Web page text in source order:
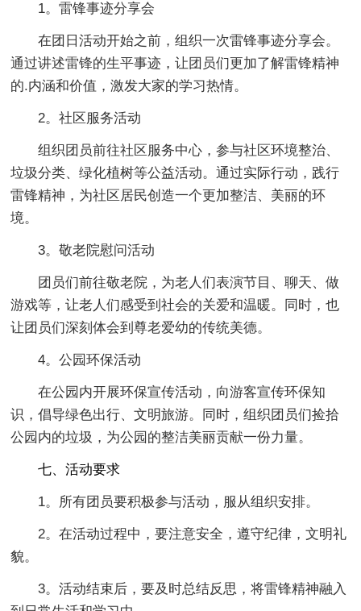
1。雷锋事迹分享会
在团日活动开始之前，组织一次雷锋事迹分享会。
通过讲述雷锋的生平事迹，让团员们更加了解雷锋精神
的.内涵和价值，激发大家的学习热情。
2。社区服务活动
组织团员前往社区服务中心，参与社区环境整治、
垃圾分类、绿化植树等公益活动。通过实际行动，践行
雷锋精神，为社区居民创造一个更加整洁、美丽的环
境。
3。敬老院慰问活动
团员们前往敬老院，为老人们表演节目、聊天、做
游戏等，让老人们感受到社会的关爱和温暖。同时，也
让团员们深刻体会到尊老爱幼的传统美德。
4。公园环保活动
在公园内开展环保宣传活动，向游客宣传环保知
识，倡导绿色出行、文明旅游。同时，组织团员们捡拾
公园内的垃圾，为公园的整洁美丽贡献一份力量。
七、活动要求
1。所有团员要积极参与活动，服从组织安排。
2。在活动过程中，要注意安全，遵守纪律，文明礼
貌。
3。活动结束后，要及时总结反思，将雷锋精神融入